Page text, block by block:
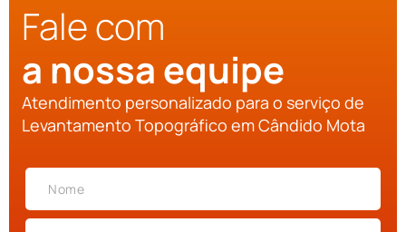
Fale com
a nossa equipe
Atendimento personalizado para o serviço de
Levantamento Topográfico em Cândido Mota